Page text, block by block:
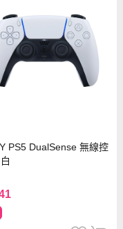
PS5 DualSense 無線控